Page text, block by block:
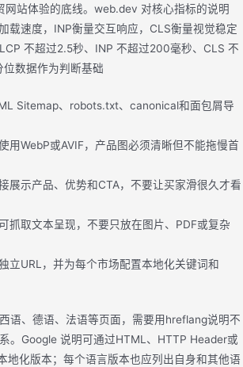
网站体验的底线。web.dev 对核心指标的说明
载速度，INP衡量交互响应，CLS衡量视觉稳定
不超过2.5秒、INP 不超过200毫秒、CLS 不
数据作为判断基础
Sitemap、robots.txt、canonical和面包屑导
用WebP或AVIF，产品图必须清晰但不能拖慢首
展示产品、优势和CTA，不要让买家滑很久才看
抓取文本呈现，不要只放在图片、PDF或复杂
立URL，并为每个市场配置本地化关键词和
语、德语、法语等页面，需要用hreflang说明不
。Google 说明可通过HTML、HTTP Header或
地化版本；每个语言版本也应列出自身和其他语